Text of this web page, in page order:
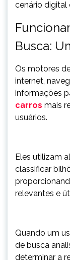
cenário digital
Busca:
Os motores
internet,
informações
carros mais
usuários.
Eles utilizam
classificar
relevantes e
Quando um
de busca
determinar a